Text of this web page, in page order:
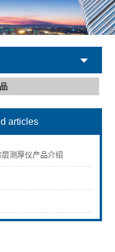
articles
测厚仪产品介绍